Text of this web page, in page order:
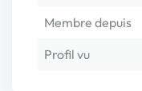
Membre depuis
Profil vu